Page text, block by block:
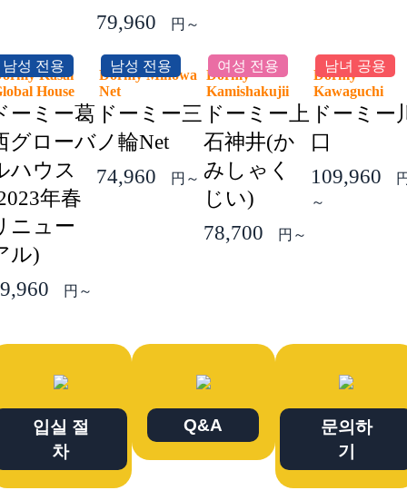
79,960
円～
남성 전용
Kasai
House
ーミー葛
グローバ
ハウス
年春
ニュー
ル)
円～
남성 전용
Dormy Minowa
Net
ドーミー三
ノ輪Net
74,960
円～
여성 전용
Dormy
Kamishakujii
ドーミー上
石神井(か
みしゃく
じい)
78,700
円～
남녀 공용
Dormy
Kawaguchi
ドーミー
口
109,960
～
입실 절
차
Q&A
문의하
기